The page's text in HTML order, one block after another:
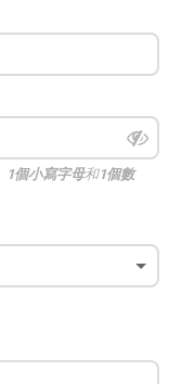
1個小寫字母和1個數